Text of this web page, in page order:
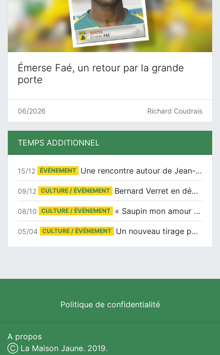
Émerse Faé, un retour par la grande
porte
06/2026 Richard Coudrais
TEMPS ADDITIONNEL
15/12 ÉVÉNEMENT Une rencontre autour de Jean-Claude Suaudeau
09/12 CULTURE / ÉVÉNEMENT Bernard Verret en dédicaces le samedi 13 décembre à l’Espace Culturel Atlantis
08/10 CULTURE / ÉVÉNEMENT « Saupin mon amour » au salon du livre de Trentemoult
05/04 CULTURE / ÉVÉNEMENT Un nouveau tirage pour le Docu-BD
Politique de confidentialité
A propos
Ⓒ La Maison Jaune. 2019.